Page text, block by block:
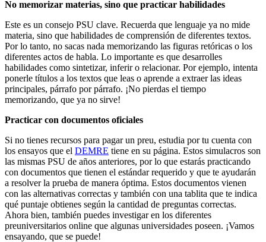
No memorizar materias, sino que practicar habilidades
Este es un consejo PSU clave. Recuerda que lenguaje ya no mide
materia, sino que habilidades de comprensión de diferentes textos.
Por lo tanto, no sacas nada memorizando las figuras retóricas o los
diferentes actos de habla. Lo importante es que desarrolles
habilidades como sintetizar, inferir o relacionar. Por ejemplo, intenta
ponerle títulos a los textos que leas o aprende a extraer las ideas
principales, párrafo por párrafo. ¡No pierdas el tiempo
memorizando, que ya no sirve!
Practicar con documentos oficiales
Si no tienes recursos para pagar un preu, estudia por tu cuenta con
los ensayos que el DEMRE tiene en su página. Estos simulacros son
las mismas PSU de años anteriores, por lo que estarás practicando
con documentos que tienen el estándar requerido y que te ayudarán
a resolver la prueba de manera óptima. Estos documentos vienen
con las alternativas correctas y también con una tablita que te indica
qué puntaje obtienes según la cantidad de preguntas correctas.
Ahora bien, también puedes investigar en los diferentes
preuniversitarios online que algunas universidades poseen. ¡Vamos
ensayando, que se puede!